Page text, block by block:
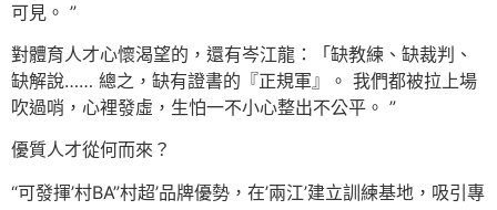
可見。 ”
對體育人才心懷渴望的，還有岑江龍：「缺教練、缺裁判、
缺解說…… 總之，缺有證書的『正規軍』。 我們都被拉上場
吹過哨，心裡發虛，生怕一不小心整出不公平。 ”
優質人才從何而來？
“可發揮’村BA”村超’品牌優勢，在’兩江’建立訓練基地，吸引專